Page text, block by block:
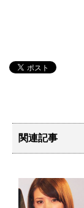
関連記事